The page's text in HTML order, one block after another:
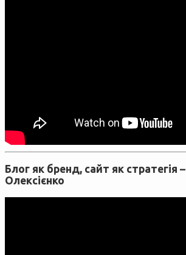
Блог як бренд, сайт як стратегія –
Олексієнко